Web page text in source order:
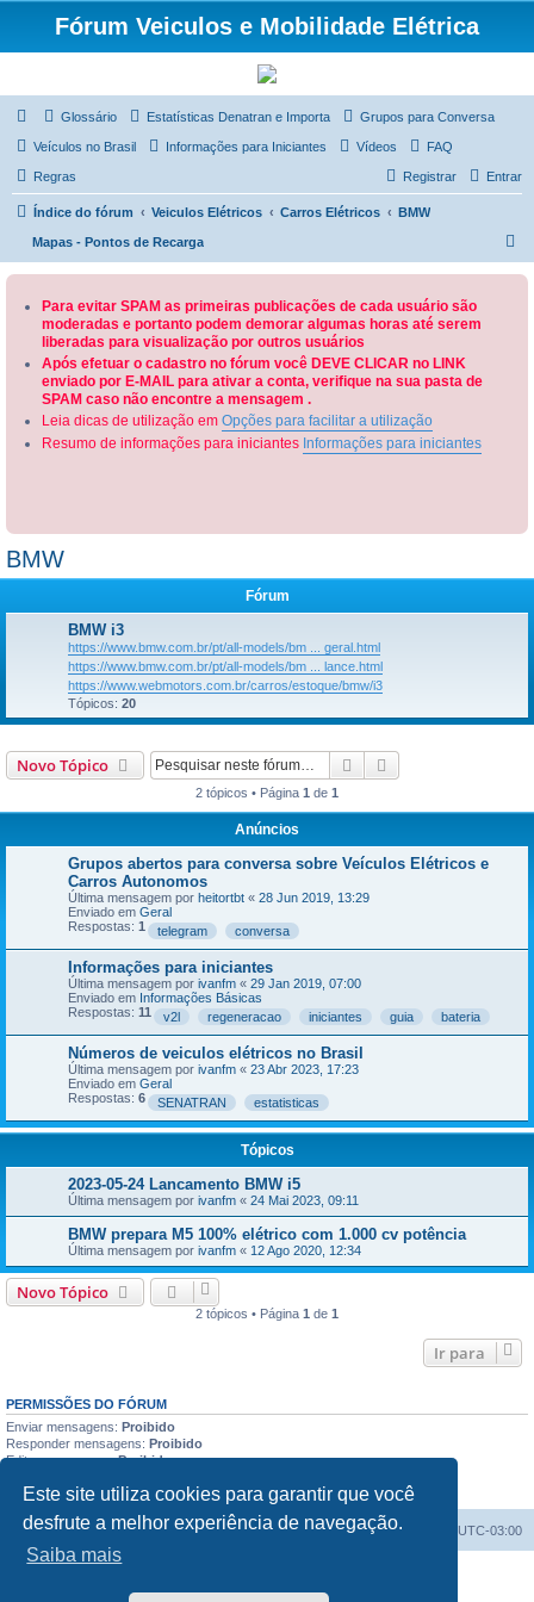
Este site utiliza cookies para garantir que você
desfrute a melhor experiência de navegação.
Saiba mais
Fórum Veiculos e Mobilidade Elétrica
Glossário Estatísticas Denatran e Importa Grupos para Conversa
Veículos no Brasil Informações para Iniciantes Vídeos FAQ
Regras Entrar
Registrar
Índice do fórum Veiculos Elétricos Carros Elétricos BMW
Mapas - Pontos de Recarga
Para evitar SPAM as primeiras publicações de cada usuário são
moderadas e portanto podem demorar algumas horas até serem
liberadas para visualização por outros usuários
Após efetuar o cadastro no fórum você DEVE CLICAR no LINK
enviado por E-MAIL para ativar a conta, verifique na sua pasta de
SPAM caso não encontre a mensagem .
Leia dicas de utilização em Opções para facilitar a utilização
Resumo de informações para iniciantes Informações para iniciantes
BMW
Fórum
BMW i3
https://www.bmw.com.br/pt/all-models/bm ... geral.html
https://www.bmw.com.br/pt/all-models/bm ... lance.html
https://www.webmotors.com.br/carros/estoque/bmw/i3
Tópicos: 20
Novo Tópico Pesquisar
2 tópicos • Página 1 de 1
Anúncios
Grupos abertos para conversa sobre Veículos Elétricos e
Carros Autonomos
Última mensagem por heitortbt « 28 Jun 2019, 13:29
Enviado em Geral
Respostas: 1 telegram conversa
Informações para iniciantes
Última mensagem por ivanfm « 29 Jan 2019, 07:00
Enviado em Informações Básicas
Respostas: 11 v2l regeneracao iniciantes guia bateria
Números de veiculos elétricos no Brasil
Última mensagem por ivanfm « 23 Abr 2023, 17:23
Enviado em Geral
Respostas: 6 SENATRAN estatisticas
Tópicos
2023-05-24 Lancamento BMW i5
Última mensagem por ivanfm « 24 Mai 2023, 09:11
BMW prepara M5 100% elétrico com 1.000 cv potência
Última mensagem por ivanfm « 12 Ago 2020, 12:34
Novo Tópico
2 tópicos • Página 1 de 1
Ir para
PERMISSÕES DO FÓRUM
Enviar mensagens: Proibido
Responder mensagens: Proibido
Editar mensagens:Proibido
Enviar anexos: Proibido
Índice do fórum Todos os horários são UTC-03:00
Excluir cookies
Traduzido por:Suporte phpBB